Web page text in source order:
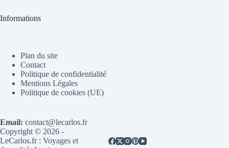
Informations
Plan du site
Contact
Politique de confidentialité
Mentions Légales
Politique de cookies (UE)
Email: contact@lecarlos.fr
Copyright © 2026 -
LeCarlos.fr : Voyages et